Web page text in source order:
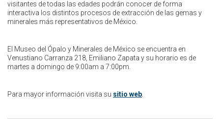
visitantes de todas las edades podrán conocer de forma
interactiva los distintos procesos de extracción de las gemas y
minerales más representativos de México.
El Museo del Ópalo y Minerales de México se encuentra en
Venustiano Carranza 218, Emiliano Zapata y su horario es de
martes a domingo de 9:00am a 7:00pm.
Para mayor información visita su sitio web